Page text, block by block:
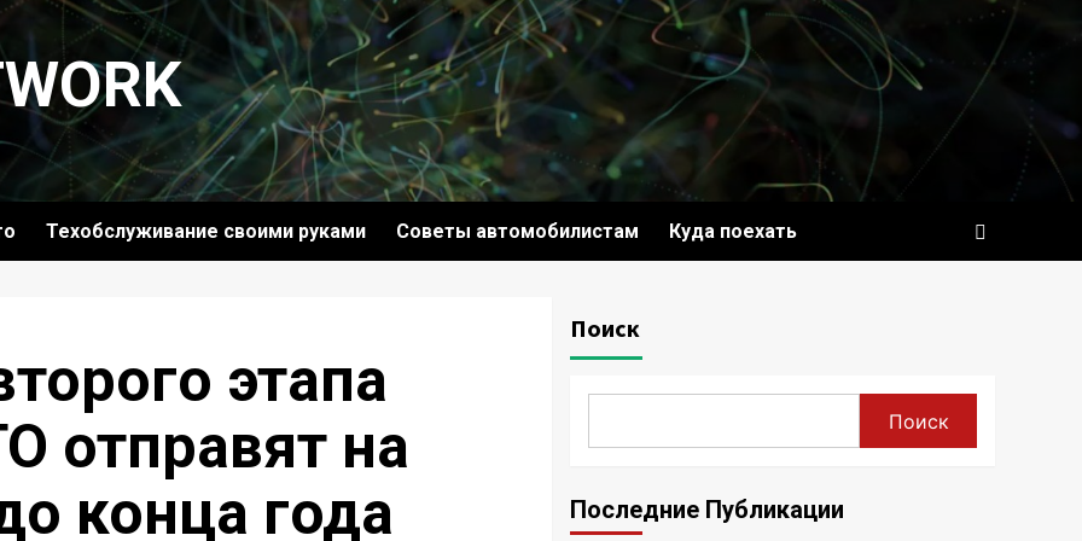
Техобслуживание своими руками Советы автомобилистам Куда поехать
этапа
отправят на
конца года
Поиск
Поиск
Последние Публикации